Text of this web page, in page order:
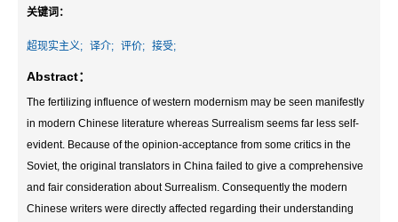
关键词：
超现实主义; 译介; 评价; 接受;
Abstract：
The fertilizing influence of western modernism may be seen manifestly
in modern Chinese literature whereas Surrealism seems far less self-
evident. Because of the opinion-acceptance from some critics in the
Soviet, the original translators in China failed to give a comprehensive
and fair consideration about Surrealism. Consequently the modern
Chinese writers were directly affected regarding their understanding